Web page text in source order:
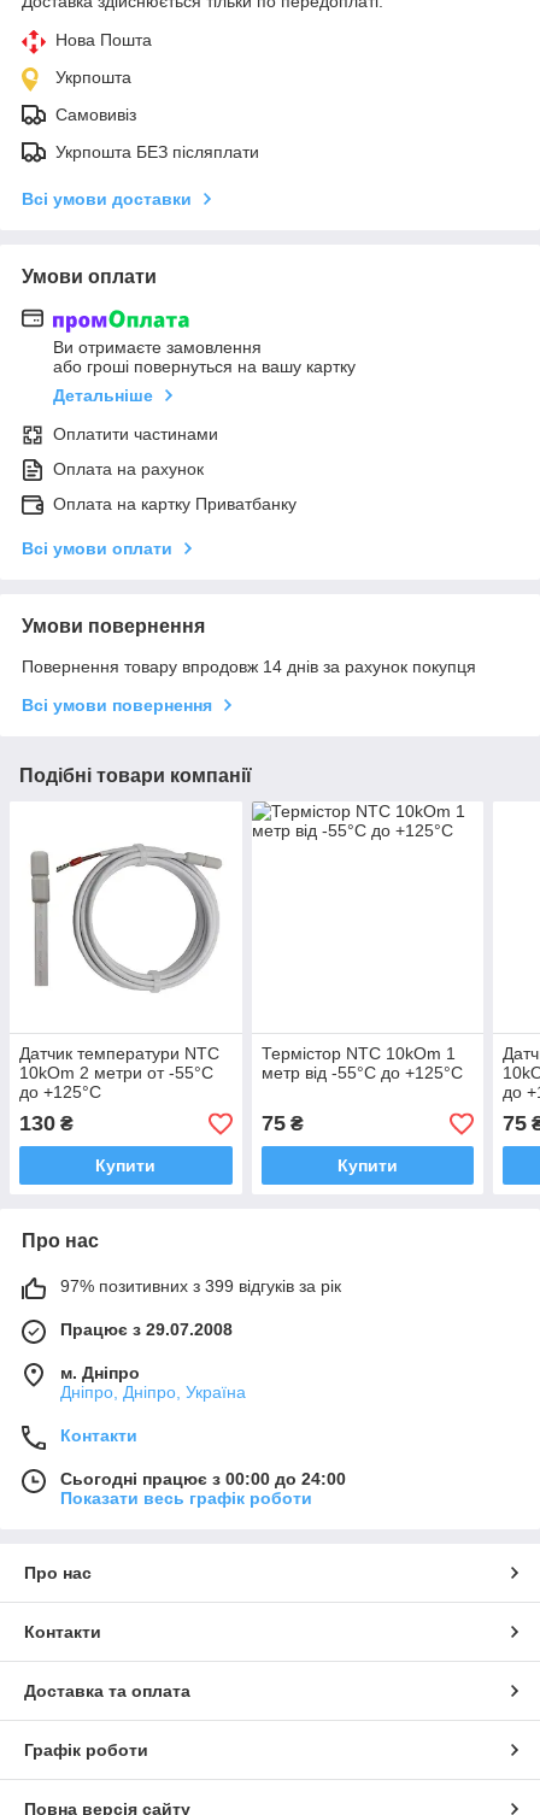
Нова Пошта
Укрпошта
Самовивіз
Укрпошта БЕЗ післяплати
Всі умови доставки
Умови оплати
Ви отримаєте замовлення
або гроші повернуться на вашу картку
Детальніше
Оплатити частинами
Оплата на рахунок
Оплата на картку Приватбанку
Всі умови оплати
Умови повернення
Повернення товару впродовж 14 днів за рахунок покупця
Всі умови повернення
Подібні товари компанії
Датчик температури NTC
10kOm 2 метри от -55°С
до +125°С
130 ₴
Купити
Термістор NTC 10kOm 1
метр від -55°C до +125°C
75₴
Купити
до
75
Про нас
97% позитивних з 399 відгуків за рік
Працює з 29.07.2008
м. Дніпро
Дніпро, Дніпро, Україна
Контакти
Сьогодні працює з 00:00 до 24:00
Показати весь графік роботи
Про нас
Контакти
Доставка та оплата
Графік роботи
Повна версія сайту